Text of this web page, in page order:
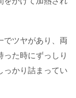
でツヤがあり、両
た時にずっしり
っかり詰まってい